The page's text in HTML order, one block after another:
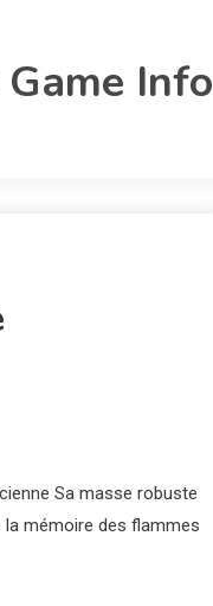
Info
Sa masse robuste
mémoire des flammes